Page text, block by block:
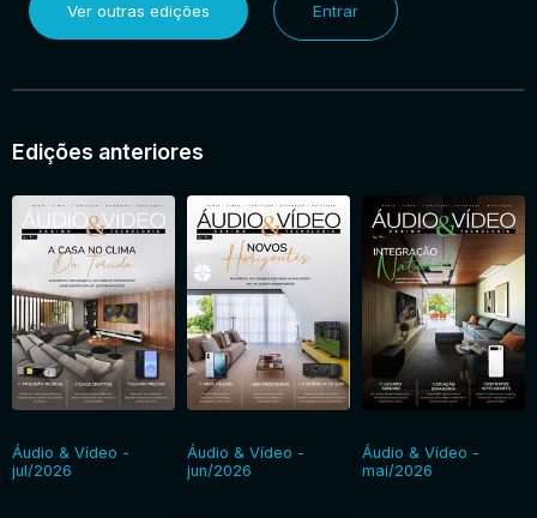
Ver outras edições Entrar
Edições anteriores
Áudio & Vídeo -
jul/2026
Áudio & Vídeo -
jun/2026
Áudio & Vídeo -
mai/2026